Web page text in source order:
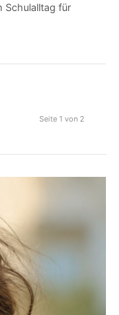
Schulalltag für
Seite 1 von 2